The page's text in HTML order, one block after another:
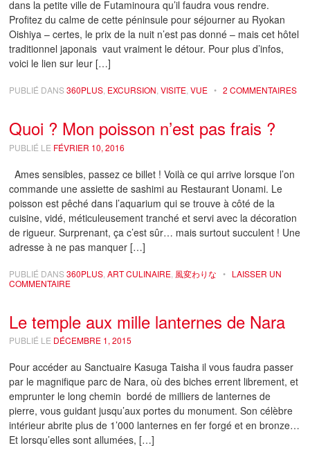
dans la petite ville de Futaminoura qu’il faudra vous rendre.
Profitez du calme de cette péninsule pour séjourner au Ryokan
Oishiya – certes, le prix de la nuit n’est pas donné – mais cet hôtel
traditionnel japonais vaut vraiment le détour. Pour plus d’infos,
voici le lien sur leur […]
PUBLIÉ DANS360PLUS, EXCURSION,VISITE,VUE • 2 COMMENTAIRES
Quoi ? Mon poisson n’est pas frais ?
PUBLIÉ LE FÉVRIER 10, 2016
Ames sensibles, passez ce billet ! Voilà ce qui arrive lorsque l’on
commande une assiette de sashimi au Restaurant Uonami. Le
poisson est pêché dans l’aquarium qui se trouve à côté de la
cuisine, vidé, méticuleusement tranché et servi avec la décoration
de rigueur. Surprenant, ça c’est sûr… mais surtout succulent ! Une
adresse à ne pas manquer […]
PUBLIÉ DANS360PLUS ,ART CULINAIRE 風変わりな • LAISSER UN
COMMENTAIRE
Le temple aux mille lanternes de Nara
PUBLIÉ LE DÉCEMBRE 1, 2015
Pour accéder au Sanctuaire Kasuga Taisha il vous faudra passer
par le magnifique parc de Nara, où des biches errent librement, et
emprunter le long chemin bordé de milliers de lanternes de
pierre, vous guidant jusqu’aux portes du monument. Son célèbre
intérieur abrite plus de 1’000 lanternes en fer forgé et en bronze…
Et lorsqu’elles sont allumées, […]